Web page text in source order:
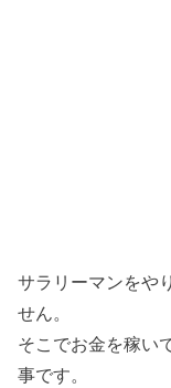
サラリーマンをや
せん。
そこでお金を稼い
事です。